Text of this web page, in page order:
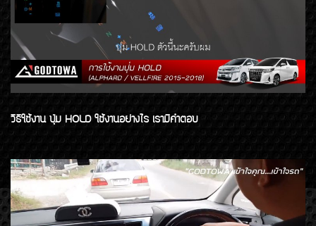
วิธีใช้งาน ปุ่ม HOLD ใช้งานอย่างไร เรามีคำตอบ